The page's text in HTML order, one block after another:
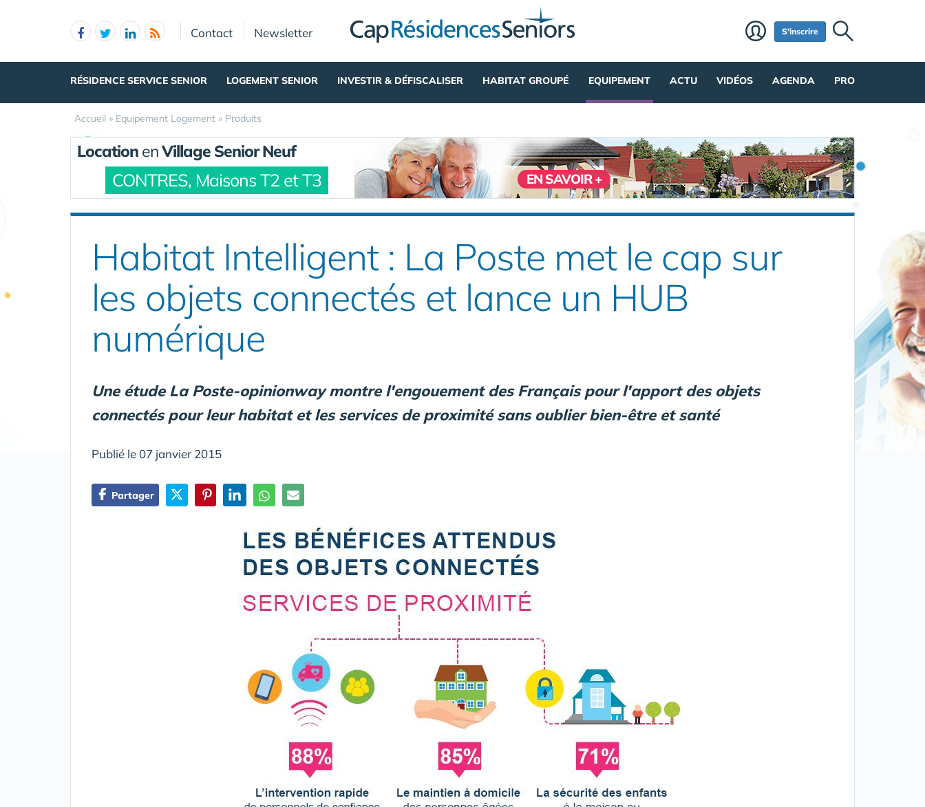
Contact Newsletter S'inscrire
RÉSIDENCE SERVICE SENIOR LOGEMENT SENIOR INVESTIR & DÉFISCALISER HABITAT GROUPÉ EQUIPEMENT ACTU VIDÉOS AGENDA PRO
Accueil » Equipement Logement » Produits
Location enVillage Senior Neuf
CONTRES, Maisons T2 et T3 EN SAVOIR +
Habitat Intelligent : La Poste met le cap sur
les objets connectés et lance un HUB
numérique
Une étude La Poste-opinionway montre l'engouement des Français pour l'apport des objets
connectés pour leur habitat et les services de proximité sans oublier bien-être et santé
Publié le 07 janvier 2015
Partager